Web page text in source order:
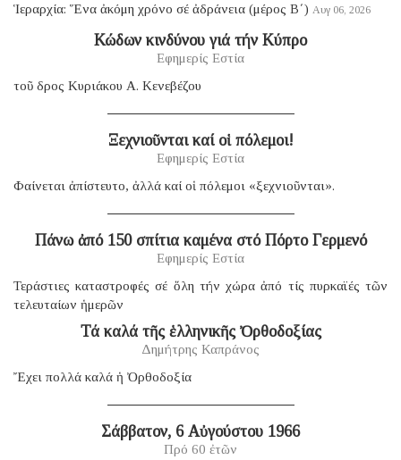
Ἱεραρχία: Ἕνα ἀκόμη χρόνο σέ ἀδράνεια (μέρος B΄) Αυγ 06, 2026
Κώδων κινδύνου γιά τήν Κύπρο
Εφημερίς Εστία
τοῦ δρος Κυριάκου Α. Κενεβέζου
Ξεχνιοῦνται καί οἱ πόλεμοι!
Εφημερίς Εστία
Φαίνεται ἀπίστευτο, ἀλλά καί οἱ πόλεμοι «ξεχνιοῦνται».
Πάνω ἀπό 150 σπίτια καμένα στό Πόρτο Γερμενό
Εφημερίς Εστία
Τεράστιες καταστροφές σέ ὅλη τήν χώρα ἀπό τίς πυρκαϊές τῶν
τελευταίων ἡμερῶν
Τά καλά τῆς ἑλληνικῆς Ὀρθοδοξίας
Δημήτρης Καπράνος
Ἔχει πολλά καλά ἡ Ὀρθοδοξία
Σάββατον, 6 Αὐγούστου 1966
Πρό 60 ἐτῶν